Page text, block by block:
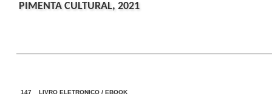
PIMENTA CULTURAL, 2021
147 LIVRO ELETRONICO / EBOOK